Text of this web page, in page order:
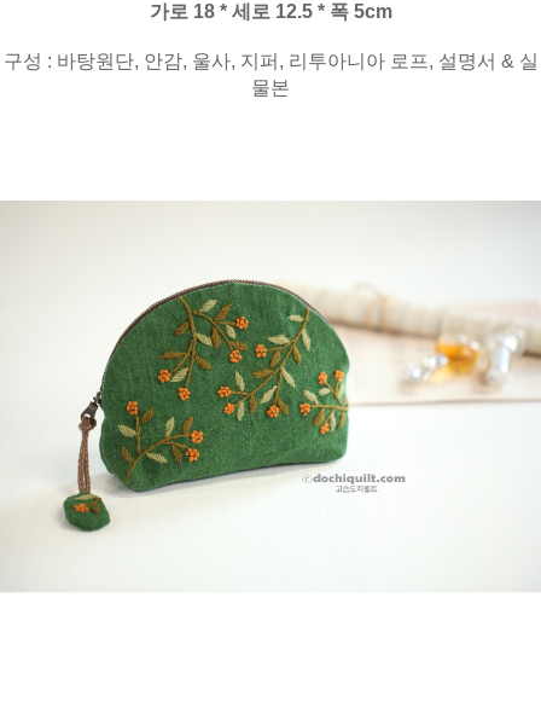
가로 18 * 세로 12.5 * 폭 5cm
구성 : 바탕원단, 안감, 울사, 지퍼, 리투아니아 로프, 설명서 & 실
물본